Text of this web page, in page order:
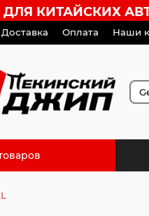
КИТАЙСКИХ АВТО
Доставка Оплата Наши